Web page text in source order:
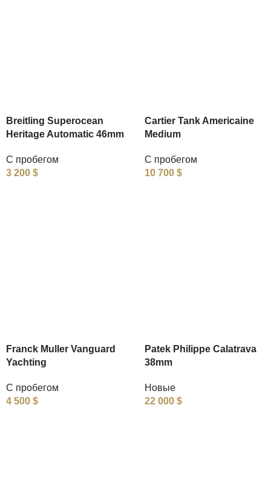
Breitling Superocean
Heritage Automatic 46mm
С пробегом
3 200 $
Cartier Tank Americaine
Medium
С пробегом
10 700 $
Franck Muller Vanguard
Yachting
С пробегом
4 500 $
Patek Philippe Calatrava
38mm
Новые
22 000 $